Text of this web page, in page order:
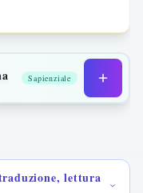
Sapienziale
lettura